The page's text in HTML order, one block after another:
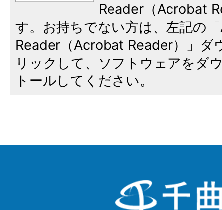
Reader（Acrobat
す。お持ちでない方は、左記の
Reader（Acrobat Reader）」ダ
リックして、ソフトウェアをダ
トールしてください。
千
曲